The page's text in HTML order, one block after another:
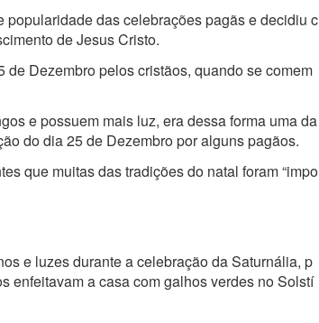
popularidade das celebrações pagãs e decidiu c
de Jesus Cristo.
Dezembro pelos cristãos, quando se comem
e possuem mais luz, era dessa forma uma da
do dia 25 de Dezembro por alguns pagãos.
que muitas das tradições do natal foram “impo
e luzes durante a celebração da Saturnália, p
enfeitavam a casa com galhos verdes no Solstí